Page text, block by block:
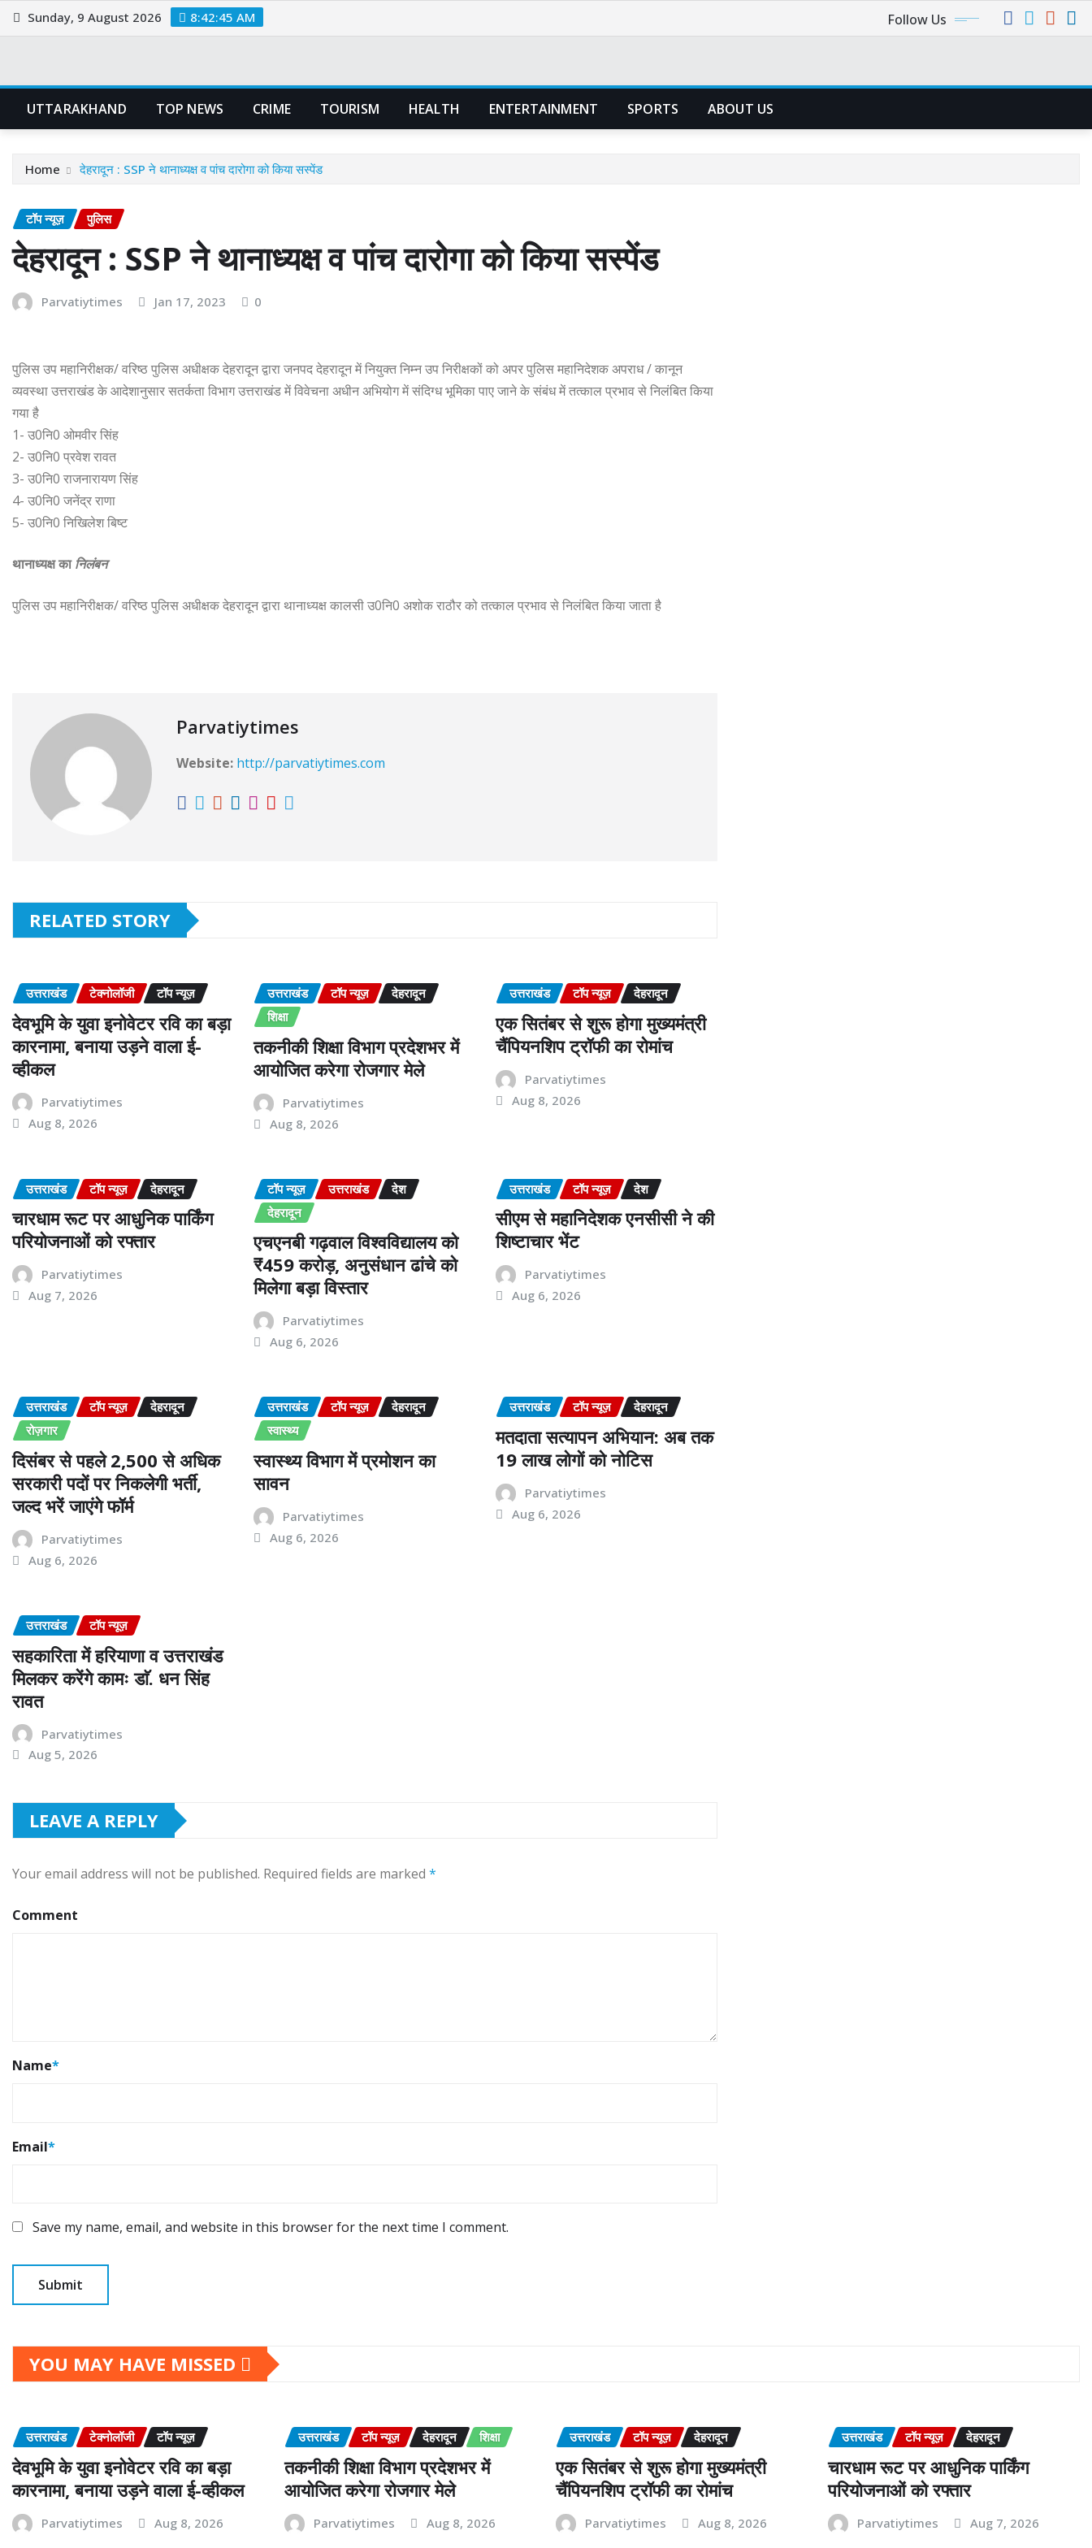
Skip
to
Sunday, 9 August 2026 8:42:46 AM Follow Us
UTTARAKHAND TOP NEWS CRIME TOURISM HEALTH ENTERTAINMENT SPORTS ABOUT US
Home देहरादून : SSP ने थानाध्यक्ष व पांच दारोगा को किया सस्पेंड
टॉप न्यूज़ पुलिस
देहरादून : SSP ने थानाध्यक्ष व पांच दारोगा को किया सस्पेंड
Parvatiytimes Jan 17, 2023 0
पुलिस उप महानिरीक्षक/ वरिष्ठ पुलिस अधीक्षक देहरादून द्वारा जनपद देहरादून में नियुक्त निम्न उप निरीक्षकों को अपर पुलिस महानिदेशक अपराध / कानून
व्यवस्था उत्तराखंड के आदेशानुसार सतर्कता विभाग उत्तराखंड में विवेचना अधीन अभियोग में संदिग्ध भूमिका पाए जाने के संबंध में तत्काल प्रभाव से निलंबित किया
गया है
1- उ0नि0 ओमवीर सिंह
2- उ0नि0 प्रवेश रावत
3- उ0नि0 राजनारायण सिंह
4- उ0नि0 जनेंद्र राणा
5- उ0नि0 निखिलेश बिष्ट
थानाध्यक्ष कानिलंबन
पुलिस उप महानिरीक्षक/ वरिष्ठ पुलिस अधीक्षक देहरादून द्वारा थानाध्यक्ष कालसी उ0नि0 अशोक राठौर को तत्काल प्रभाव से निलंबित किया जाता है
Parvatiytimes
Website: http://parvatiytimes.com
RELATED STORY
उत्तराखंड टेक्नोलॉजी टॉप न्यूज़
देवभूमि के युवा इनोवेटर रवि का बड़ा
कारनामा, बनाया उड़ने वाला ई-
व्हीकल
Parvatiytimes
Aug 8, 2026
उत्तराखंड टॉप न्यूज़
देहरादून
शिक्षा
तकनीकी शिक्षा विभाग प्रदेशभर में
आयोजित करेगा रोजगार मेले
Parvatiytimes
Aug 8, 2026
उत्तराखंड टॉप न्यूज़ देहरादून
एक सितंबर से शुरू होगा मुख्यमंत्री
चैंपियनशिप ट्रॉफी का रोमांच
Parvatiytimes
Aug 8, 2026
उत्तराखंड टॉप न्यूज़ देहरादून
चारधाम रूट पर आधुनिक पार्किंग
परियोजनाओं को रफ्तार
Parvatiytimes
Aug 7, 2026
टॉप न्यूज़ उत्तराखंड
देश
देहरादून
एचएनबी गढ़वाल विश्वविद्यालय को
₹459 करोड़, अनुसंधान ढांचे को
मिलेगा बड़ा विस्तार
Parvatiytimes
Aug 6, 2026
उत्तराखंड टॉप न्यूज़ देश
सीएम से महानिदेशक एनसीसी ने की
शिष्टाचार भेंट
Parvatiytimes
Aug 6, 2026
उत्तराखंड टॉप न्यूज़
देहरादून
रोज़गार
दिसंबर से पहले 2,500 से अधिक
सरकारी पदों पर निकलेगी भर्ती,
जल्द भरें जाएंगे फॉर्म
Parvatiytimes
Aug 6, 2026
उत्तराखंड टॉप न्यूज़
देहरादून
स्वास्थ्य
स्वास्थ्य विभाग में प्रमोशन का
सावन
Parvatiytimes
Aug 6, 2026
उत्तराखंड टॉप न्यूज़ देहरादून
मतदाता सत्यापन अभियान: अब तक
19 लाख लोगों को नोटिस
Parvatiytimes
Aug 6, 2026
उत्तराखंड टॉप न्यूज़
सहकारिता में हरियाणा व उत्तराखंड
मिलकर करेंगे कामः डाॅ. धन सिंह
रावत
Parvatiytimes
Aug 5, 2026
LEAVE A REPLY
Your email address will not be published. Required fields are marked *
Comment
Name*
Email*
Save my name, email, and website in this browser for the next time I comment.
YOU MAY HAVE MISSED
उत्तराखंड टेक्नोलॉजी टॉप न्यूज़
देवभूमि के युवा इनोवेटर रवि का बड़ा
कारनामा, बनाया उड़ने वाला ई-व्हीकल
Parvatiytimes Aug 8, 2026
उत्तराखंड टॉप न्यूज़ देहरादून शिक्षा
तकनीकी शिक्षा विभाग प्रदेशभर में
आयोजित करेगा रोजगार मेले
Parvatiytimes Aug 8, 2026
उत्तराखंड टॉप न्यूज़ देहरादून
एक सितंबर से शुरू होगा मुख्यमंत्री
चैंपियनशिप ट्रॉफी का रोमांच
Parvatiytimes Aug 8, 2026
उत्तराखंड टॉप न्यूज़ देहरादून
चारधाम रूट पर आधुनिक पार्किंग
परियोजनाओं को रफ्तार
Parvatiytimes Aug 7, 2026